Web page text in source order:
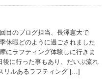
目のブログ担当、長澤憲大で
休暇どのように過ごされました
にラフティング体験しに行きま
後に行った事もあり、だいぶ流れ
リルあるラフティング […]